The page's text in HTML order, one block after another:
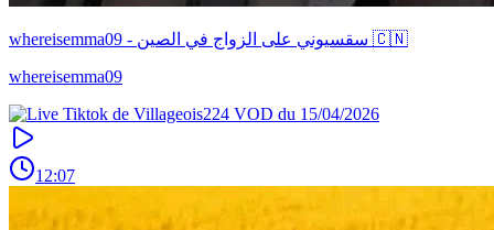
whereisemma09 - سقسيوني على الزواج في الصين 🇨🇳
whereisemma09
12:07